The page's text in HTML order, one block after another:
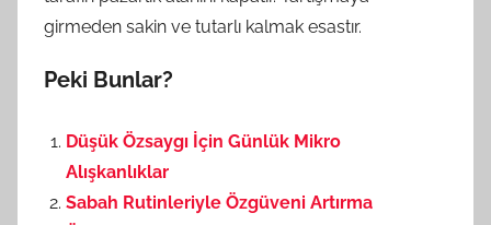
girmeden sakin ve tutarlı kalmak esastır.
Peki Bunlar?
Düşük Özsaygı İçin Günlük Mikro
Alışkanlıklar
Sabah Rutinleriyle Özgüveni Artırma